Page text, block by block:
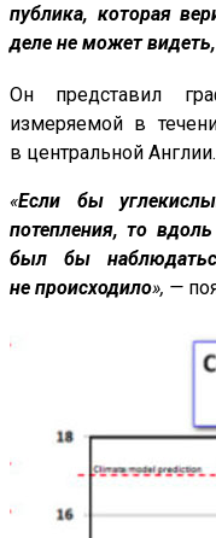
публика, которая
деле не может
Он представил
измеряемой в
в центральной Англии.
«Если бы
потепления, то
был бы
не происходило», —